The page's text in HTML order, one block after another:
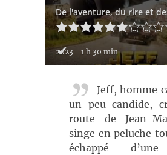
De l'aventure, du rire et
2023 1 h 30 min
Jeff, homme
un peu candide,
route de Jean-
singe en peluche
échappé